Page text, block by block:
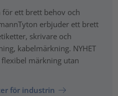
ett brett behov och
erbjuder ett brett
skrivare och
kabelmärkning. NYHET
flexibel märkning utan
för industrin